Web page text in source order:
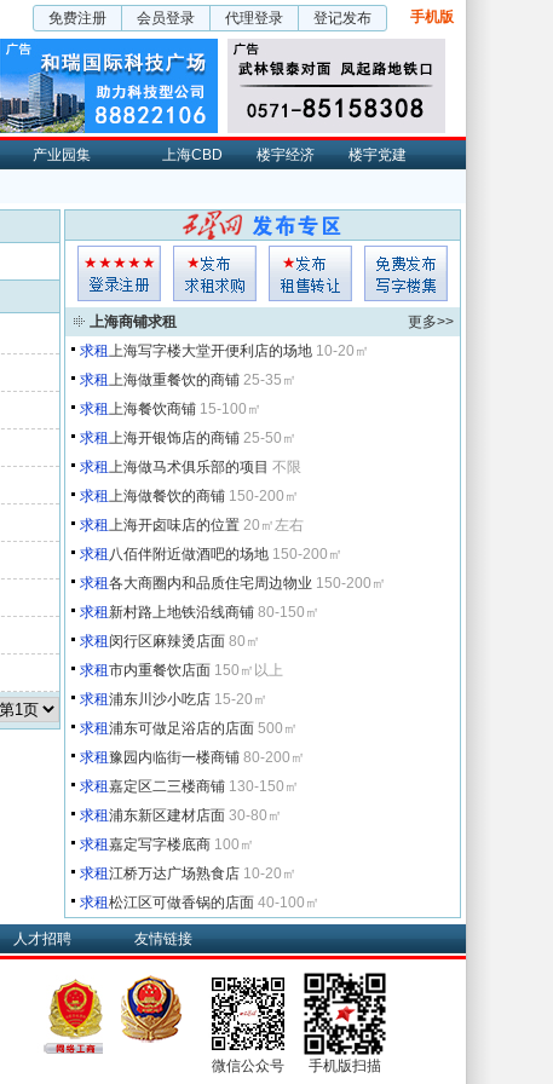
免费注册 会员登录 代理登录 登记发布 手机版
产业园集 上海CBD 楼宇经济
楼宇党建
上海商铺求租
更多>>
求租上海写字楼大堂开便利店的场地 10-20㎡
求租上海做重餐饮的商铺 25-35㎡
求租上海餐饮商铺 15-100㎡
求租上海开银饰店的商铺 25-50㎡
求租上海做马术俱乐部的项目 不限
求租上海做餐饮的商铺 150-200㎡
求租上海开卤味店的位置 20㎡左右
求租 八佰伴附近做酒吧的场地 150-200㎡
求租各大商圈内和品质住宅周边物业 150-200㎡
求租新村路上地铁沿线商铺 80-150㎡
求租 闵行区麻辣烫店面 80㎡
求租市内重餐饮店面 150㎡以上
求租浦东川沙小吃店 15-20㎡
求租浦东可做足浴店的店面 500㎡
求租豫园内临街一楼商铺 80-200㎡
求租嘉定区二三楼商铺 130-150㎡
求租浦东新区建材店面 30-80㎡
求租嘉定写字楼底商 100㎡
求租江桥万达广场熟食店 10-20㎡
求租松江区可做香锅的店面 40-100㎡
人才招聘 友情链接
微信公众号 手机版扫描